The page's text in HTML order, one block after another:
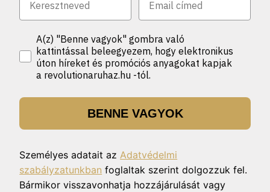
A(z) "Benne vagyok" gombra való
kattintással beleegyezem, hogy elektronikus
úton híreket és promóciós anyagokat kapjak
a revolutionaruhaz.hu -tól.
BENNE VAGYOK
Személyes adatait azAdatvédelmi
szabályzatunkban foglaltak szerint dolgozzuk fel.
Bármikor visszavonhatja hozzájárulását vagy